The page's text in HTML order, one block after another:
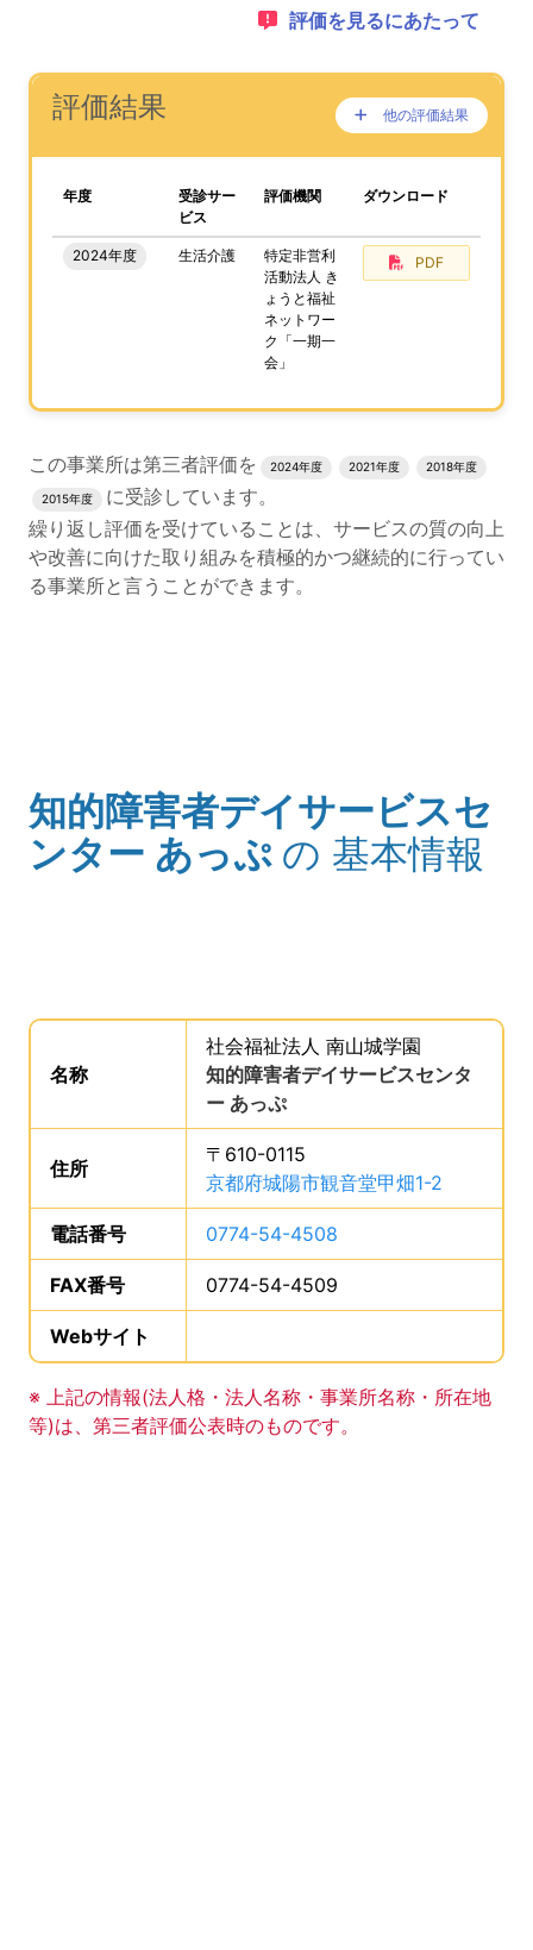
2：
評価を見るにあたって
ナビゲーションリンクの読み上げは以上です。
次は事業所評価を公表するためのエリアです。
(タイトル)
評価結果
ここに過去の公表
他の評価結果
が、あります。
、この事業所の評価結果をPDFでダウンロードするこ
年度
受診サー
ビス
評価機関 ダウンロード
2024年度 生活介護
特定非営利
活動法人 き
ょうと福祉
ネットワー
ク「一期一
会」
PDF
評価結果のPDFでのダウンロードエリアの読み上げは以上
この事業所は第三者評価を 2024年度 2021年度 2018年度
2015年度
に受診しています。
繰り返し評価を受けていることは、サービスの質の向上
や改善に向けた取り組みを積極的かつ継続的に行ってい
る事業所と言うことができます。
(タイトル)
知的障害者デイサービスセ
ンター あっぷ の 基本情報
事業所の基礎データを読み上げます。
名称は、
社会福祉法人 南山城学園
知的障害者デイサービスセンタ
ー あっぷ、です。
住所
〒610-0115
京都府城陽市観音堂甲畑1-2
電話番号 0774-54-4508
FAX番号 0774-54-4509
Webサイト
事業所の基礎データの読み上げは以上です。
※ 上記の情報(法人格・法人名称・事業所名称・所在地
等)は、第三者評価公表時のものです。